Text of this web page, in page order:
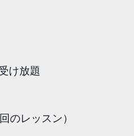
け放題
のレッスン）